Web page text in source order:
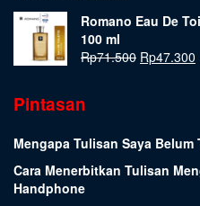
Romano Eau De
100 ml
Rp71.500 Rp47.300
Pintasan
Mengapa Tulisan Saya Belum
Cara Menerbitkan Tulisan
Handphone